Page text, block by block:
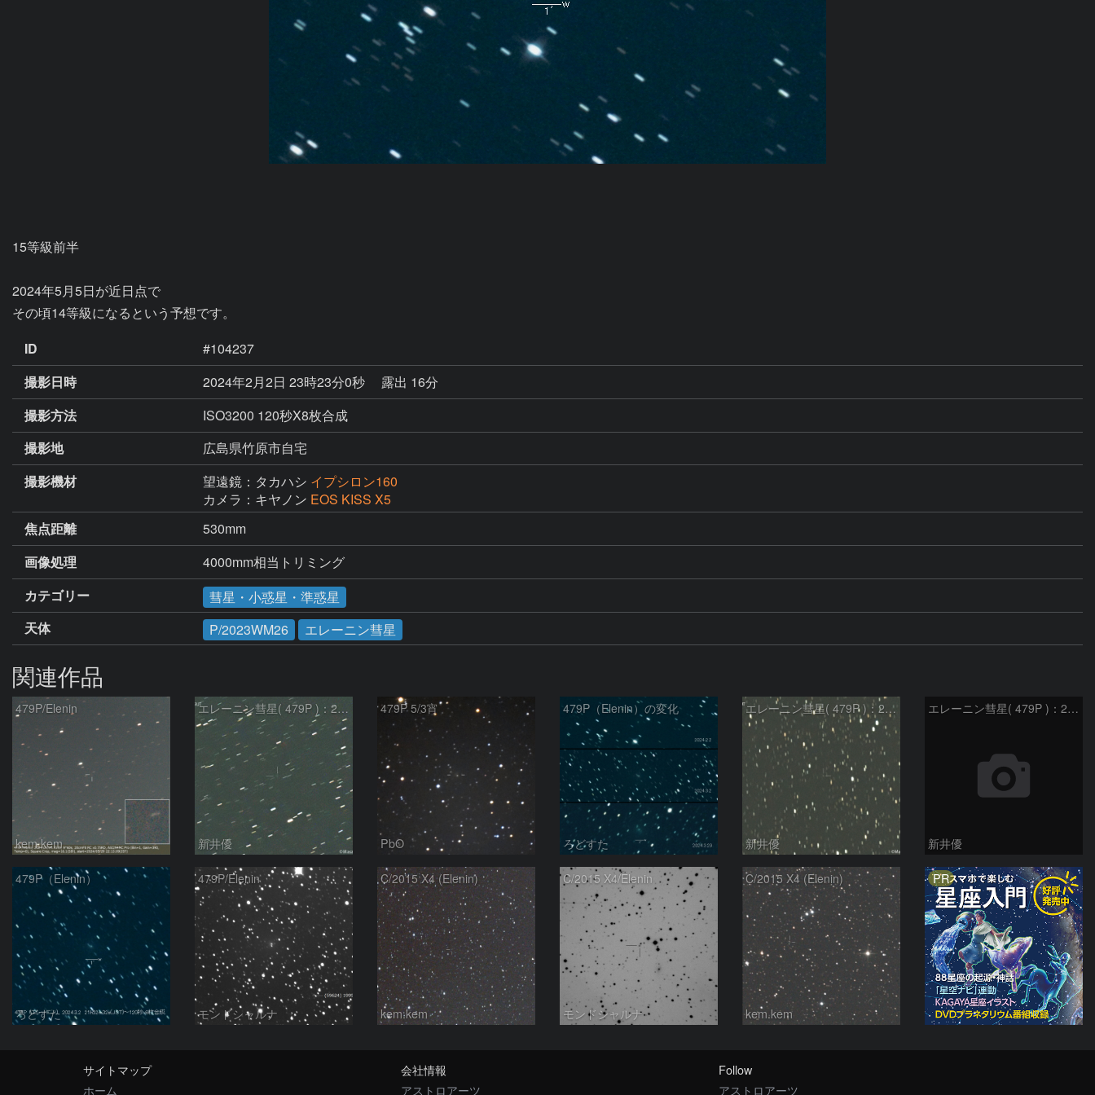
15等級前半
2024年5月5日が近日点で
その頃14等級になるという予想です。
ID
#104237
撮影日時
2024年2月2日 23時23分0秒
露出 16分
撮影方法
ISO3200 120秒X8枚合成
撮影地
広島県竹原市自宅
撮影機材
望遠鏡：タカハシ イプシロン160
カメラ：キヤノン EOS KISS X5
焦点距離
530mm
画像処理
4000mm相当トリミング
カテゴリー
彗星・小惑星・準惑星
天体
P/2023WM26 エレーニン彗星
関連作品
479P/Elenin
kem.kem
エレーニン彗星( 479P )：2024/05/04
新井優
479P 5/3宵
PbO
479P（Elenin）の変化
ろどすた
エレーニン彗星( 479P )：2024/03/14
新井優
エレーニン彗星( 479P )：2024/03/09
新井優
479P（Elenin）
ろどすた
479P/Elenin
モンドシャルナ
C/2015 X4 (Elenin)
kem.kem
C/2015 X4/Elenin
モンドシャルナ
C/2015 X4 (Elenin)
kem.kem
PR
サイトマップ
ホーム
会社情報
アストロアーツ
Follow
アストロアーツ